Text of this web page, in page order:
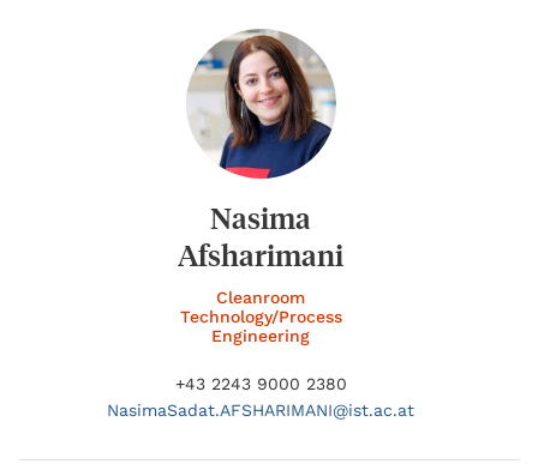
Nasima
Afsharimani
Cleanroom
Technology/Process
Engineering
+43 2243 9000 2380
NasimaSadat.AFSHARIMANI@ist.ac.at